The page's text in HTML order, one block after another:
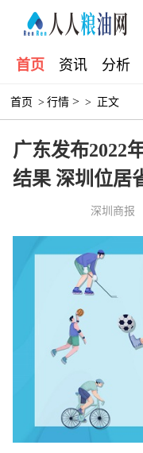
首页 资讯 分析
首页 > 行情 > > 正文
广东发布2022
结果 深圳位居
深圳商报